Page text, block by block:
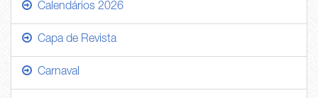
Calendários 2026
Capa de Revista
Carnaval